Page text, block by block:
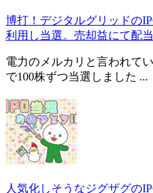
博打！デジタルグリッドの
利用し当選。売却益にて配
電力のメルカリと言われて
で100株ずつ当選しました ...
人気化しそうなジグザグの